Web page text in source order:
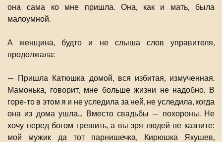
она сама ко мне пришла. Она, как и мать, была
малоумной.
А женщина, будто и не слыша слов управителя,
продолжала:
— Пришла Катюшка домой, вся избитая, измученная.
Мамонька, говорит, мне больше жизни не надобно. В
горе-то в этом я и не уследила за ней, не уследила, когда
она из дома ушла... Вместо свадьбы — похороны. Не
хочу перед богом грешить, а вы зря людей не казните:
мой мужик да тот парнишечка, Кирюшка Якушев,